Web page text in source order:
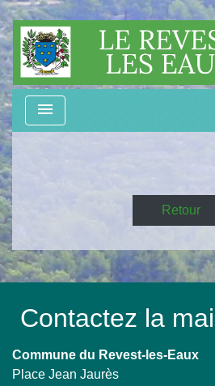
menu
Retour
Contactez la
Commune du Revest-les-Eaux
Place Jean Jaurès